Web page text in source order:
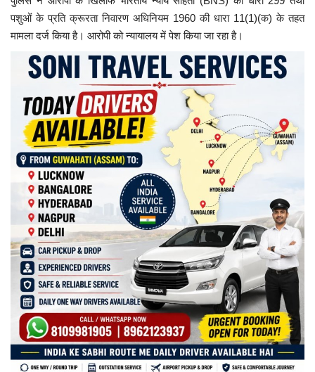
पशुओं के प्रति क्रूरता निवारण अधिनियम 1960 की धारा 11(1)(क) के तहत
मामला दर्ज किया है। आरोपी को न्यायालय में पेश किया जा रहा है।